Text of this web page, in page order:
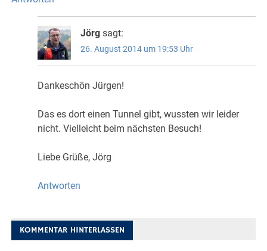
Jörg sagt:
26. August 2014 um 19:53 Uhr
Dankeschön Jürgen!
Das es dort einen Tunnel gibt, wussten wir leider
nicht. Vielleicht beim nächsten Besuch!
Liebe Grüße, Jörg
Antworten
KOMMENTAR HINTERLASSEN